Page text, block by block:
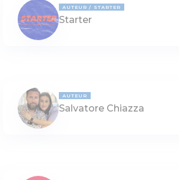
AUTEUR STARTER
Starter
AUTEUR
Salvatore Chiazza